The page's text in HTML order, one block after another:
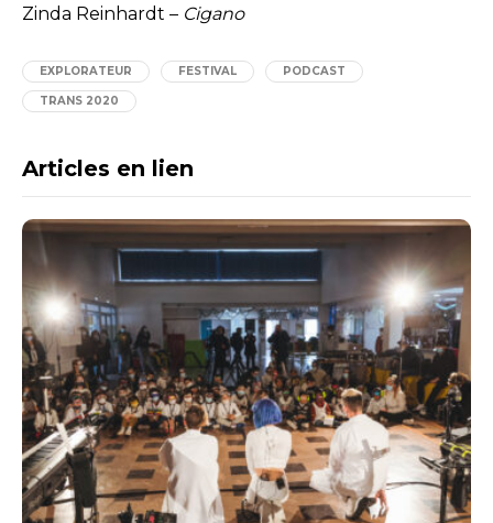
Zinda Reinhardt – Cigano
EXPLORATEUR FESTIVAL PODCAST
TRANS 2020
Articles en lien